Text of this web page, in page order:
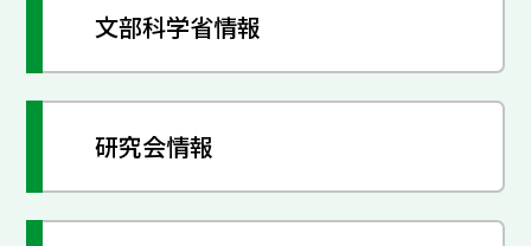
文部科学省情報
研究会情報